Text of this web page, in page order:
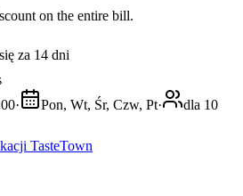
on the entire bill.
za 14 dni
· Pon, Wt, Śr, Czw, Pt·
dla 10
TasteTown